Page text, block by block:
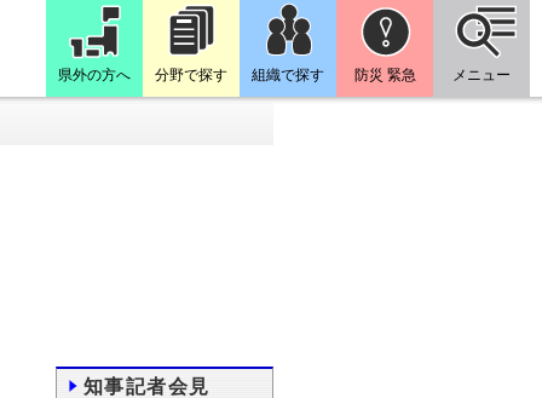
県外の方へ 分野で探す 組織で探す 防災 緊急 メニュー
知事記者会見